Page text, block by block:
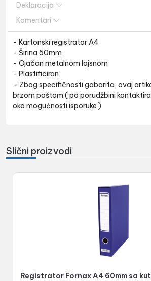
Deklaracija
Komentari
- Kartonski registrator A4
- Širina 50mm
- Ojačan metalnom lajsnom
- Plastificiran
– Zbog specifičnosti gabarita, ovaj
brzom poštom ( po porudžbini
oko mogućnosti isporuke )
Slični proizvodi
Registrator Fornax A4 60mm sa